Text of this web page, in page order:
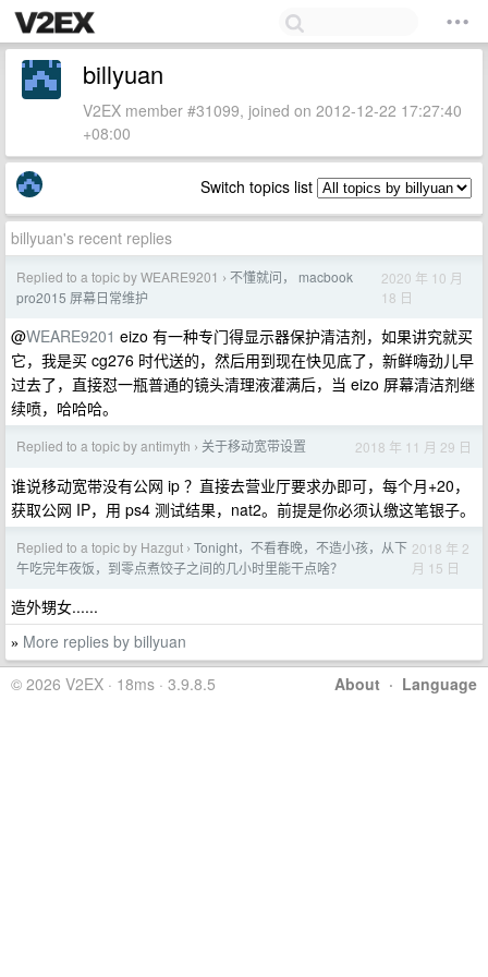
billyuan
V2EX member #31099, joined on 2012-12-22 17:27:40
+08:00
Switch topics list
billyuan's recent replies
Replied to a topic by WEARE9201 › 不懂就问， macbook
pro2015 屏幕日常维护
2020 年 10 月
18 日
@WEARE9201 eizo 有一种专门得显示器保护清洁剂，如果讲究就买
它，我是买 cg276 时代送的，然后用到现在快见底了，新鲜嗨劲儿早
过去了，直接怼一瓶普通的镜头清理液灌满后，当 eizo 屏幕清洁剂继
续喷，哈哈哈。
Replied to a topic by antimyth › 关于移动宽带设置 2018 年 11 月 29 日
谁说移动宽带没有公网 ip ？直接去营业厅要求办即可，每个月+20，
获取公网 IP，用 ps4 测试结果，nat2。前提是你必须认缴这笔银子。
Replied to a topic by Hazgut › Tonight，不看春晚，不造小孩，从下
午吃完年夜饭，到零点煮饺子之间的几小时里能干点啥？
2018 年 2
月 15 日
造外甥女......
» More replies by billyuan
About · Language
© 2026 V2EX · 18ms · 3.9.8.5